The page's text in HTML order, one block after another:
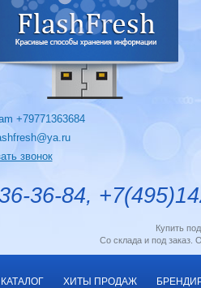
+79771363684
звонок
36-84,
Купить
Со склада и под заказ.
КАТАЛОГ ХИТЫ ПРОДАЖ